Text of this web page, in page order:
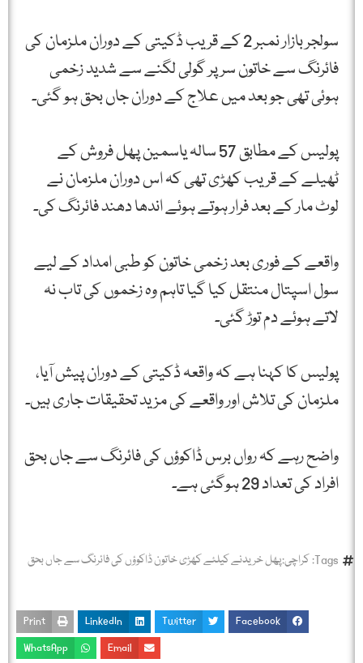
سولجر بازار نمبر 2 کے قریب ڈکیتی کے دوران ملزمان کی
فائرنگ سے خاتون سر پر گولی لگنے سے شدید زخمی
ہوئی تھی جو بعد میں علاج کے دوران جاں بحق ہو گئی۔
پولیس کے مطابق 57 سالہ یاسمین پھل فروش کے
ٹھیلے کے قریب کھڑی تھی کہ اس دوران ملزمان نے
لوٹ مار کے بعد فرار ہوتے ہوئے اندھا دھند فائرنگ کی۔
واقعے کے فوری بعد زخمی خاتون کو طبی امداد کے لیے
سول اسپتال منتقل کیا گیا تاہم وہ زخموں کی تاب نہ
لاتے ہوئے دم توڑ گئی۔
پولیس کا کہنا ہے کہ واقعہ ڈکیتی کے دوران پیش آیا،
ملزمان کی تلاش اور واقعے کی مزید تحقیقات جاری ہیں۔
واضح رہے کہ رواں برس ڈاکوؤں کی فائرنگ سے جاں بحق
افراد کی تعداد 29 ہوگئی ہے۔
Tags: کراچی:پھل خریدنے کیلئے کھڑی خاتون ڈاکوؤں کی فائرنگ سے جاں بحق
Facebook
Twitter
LinkedIn
Print
Email
WhatsApp